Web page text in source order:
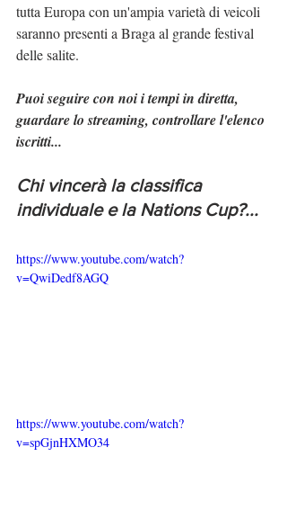
tutta Europa con un'ampia varietà di veicoli
saranno presenti a Braga al grande festival
delle salite.
Puoi seguire con noi i tempi in diretta,
guardare lo streaming, controllare l'elenco
iscritti...
Chi vincerà la classifica
individuale e la Nations Cup?...
https://www.youtube.com/watch?
v=QwiDedf8AGQ
https://www.youtube.com/watch?
v=spGjnHXMO34